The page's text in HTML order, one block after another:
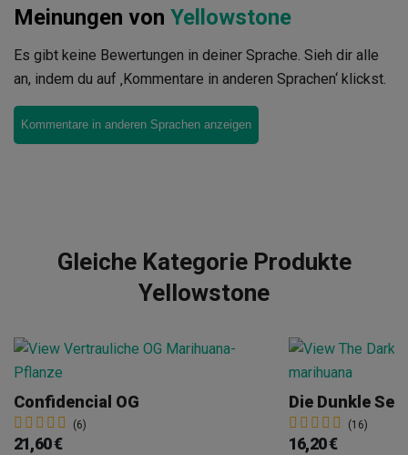
Meinungen von Yellowstone
Es gibt keine Bewertungen in deiner Sprache. Sieh dir alle
an, indem du auf ‚Kommentare in anderen Sprachen‘ klickst.
Kommentare in anderen Sprachen anzeigen
Gleiche Kategorie Produkte
Yellowstone
Confidencial OG
(6)
21,60 €
Die Dunkle
(16)
16,20 €